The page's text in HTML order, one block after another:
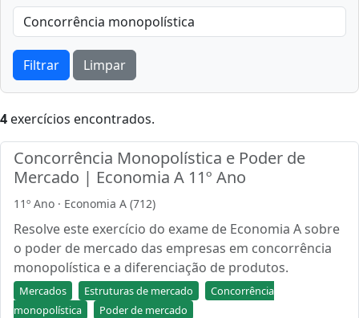
Filtrar Limpar
4 exercícios encontrados.
Concorrência Monopolística e Poder de
Mercado | Economia A 11º Ano
11º Ano · Economia A (712)
Resolve este exercício do exame de Economia A sobre
o poder de mercado das empresas em concorrência
monopolística e a diferenciação de produtos.
Mercados Estruturas de mercado
Concorrência
monopolística
Poder de mercado